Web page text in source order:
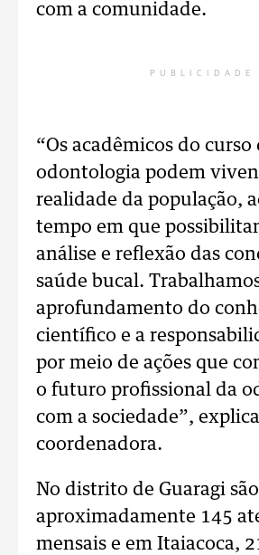
com a comunidade.
PUBLICIDADE
“Os acadêmicos do curso
odontologia podem
realidade da população,
tempo em que
análise e reflexão das
saúde bucal.
aprofundamento do
científico e a
por meio de ações que
o futuro profissional da
com a sociedade”,
coordenadora.
No distrito de Guaragi
aproximadamente 145
mensais e em Itaiacoca,